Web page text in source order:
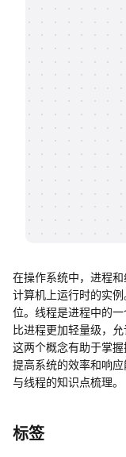
支持
帮助中心
在操作系统中，进程
计算机上运行时的实
位。线程是进程中的
比进程更加轻量级，
这两个概念有助于掌
提高系统的效率和响
与线程的知识点梳理。
标签